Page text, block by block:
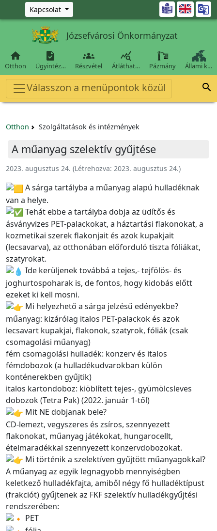
Ugrás a fő tartalomra
Kapcsolat 
Józsefvárosi Önkormányzat

Otthon

Ügyintéz…

Részvétel

Átláthat… Pázmány Állami k…
Válasszon a menüpontok közül 
Otthon Szolgáltatások és intézmények
A műanyag szelektív gyűjtése
2023. augusztus 24. (Létrehozva: 2023. augusztus 24.)
A sárga tartályba a műanyag alapú hulladéknak
van a helye.
Tehát ebbe a tartályba dobja az üdítős és
ásványvizes PET-palackokat, a háztartási flakonokat, a
kozmetikai szerek flakonjait és azok kupakjait
(lecsavarva), az otthonában előforduló tiszta fóliákat,
szatyrokat.
Ide kerüljenek továbbá a tejes,- tejfölös- és
joghurtospoharak is, de fontos, hogy kidobás előtt
ezeket ki kell mosni.
Mi helyezhető a sárga jelzésű edényekbe?
műanyag: kizárólag italos PET-palackok és azok
lecsavart kupakjai, flakonok, szatyrok, fóliák (csak
csomagolási műanyag)
fém csomagolási hulladék: konzerv és italos
fémdobozok (a hulladékudvarokban külön
konténerekben gyűjtik)
italos kartondoboz: kiöblített tejes-, gyümölcsleves
dobozok (Tetra Pak) (2022. január 1-től)
Mit NE dobjanak bele?
CD-lemezt, vegyszeres és zsíros, szennyezett
flakonokat, műanyag játékokat, hungarocellt,
ételmaradékkal szennyezett konzervdobozokat.
Mi történik a szelektíven gyűjtött műanyagokkal?
A műanyag az egyik legnagyobb mennyiségben
keletkező hulladékfajta, amiből négy fő hulladéktípust
(frakciót) gyűjtenek az FKF szelektív hulladékgyűjtési
rendszerében:
PET